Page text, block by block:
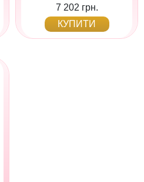
7 202 грн.
КУПИТИ